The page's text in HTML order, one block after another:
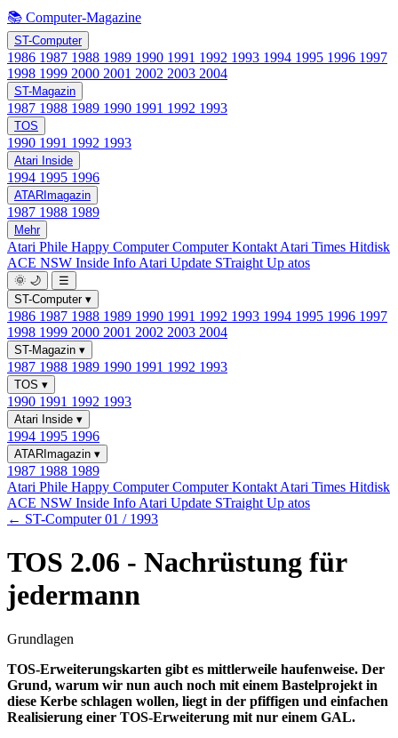
📚 Computer-Magazine
ST-Computer
1986 1987 1988 1989 1990 1991 1992 1993 1994 1995 1996 1997
1998 1999 2000 2001 2002 2003 2004
ST-Magazin
1987 1988 1989 1990 1991 1992 1993
TOS
1990 1991 1992 1993
Atari Inside
1994 1995 1996
ATARImagazin
1987 1988 1989
Mehr
Atari Phile Happy ComputerComputer Kontakt Atari Times Hitdisk
ACE NSW Inside Info Atari Update STraight Up atos
🌞 🌙
☰
ST-Computer ▾
1986 1987 1988 1989 1990 1991 1992 1993 1994 1995 1996 1997
1998 1999 2000 2001 2002 2003 2004
ST-Magazin ▾
1987 1988 1989 1990 1991 1992 1993
TOS ▾
1990 1991 1992 1993
Atari Inside ▾
1994 1995 1996
ATARImagazin ▾
1987 1988 1989
Atari Phile Happy ComputerComputer Kontakt Atari Times Hitdisk
ACE NSW Inside Info Atari Update STraight Up atos
← ST-Computer 01 / 1993
TOS 2.06 - Nachrüstung für
jedermann
Grundlagen
TOS-Erweiterungskarten gibt es mittlerweile haufenweise. Der
Grund, warum wir nun auch noch mit einem Bastelprojekt in
diese Kerbe schlagen wollen, liegt in der pfiffigen und einfachen
Realisierung einer TOS-Erweiterung mit nur einem GAL.